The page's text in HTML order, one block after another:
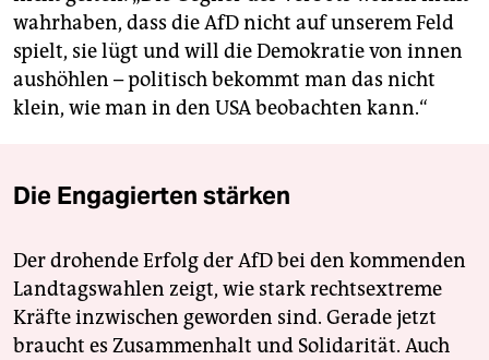
wahrhaben, dass die AfD nicht auf unserem Feld
spielt, sie lügt und will die Demokratie von innen
aushöhlen – politisch bekommt man das nicht
klein, wie man in den USA beobachten kann.“
Die Engagierten stärken
Der drohende Erfolg der AfD bei den kommenden
Landtagswahlen zeigt, wie stark rechtsextreme
Kräfte inzwischen geworden sind. Gerade jetzt
braucht es Zusammenhalt und Solidarität. Auch